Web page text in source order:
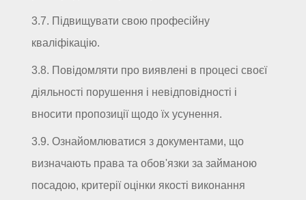
3.7. Підвищувати свою професійну
кваліфікацію.
3.8. Повідомляти про виявлені в процесі своєї
діяльності порушення і невідповідності і
вносити пропозиції щодо їх усунення.
3.9. Ознайомлюватися з документами, що
визначають права та обов'язки за займаною
посадою, критерії оцінки якості виконання